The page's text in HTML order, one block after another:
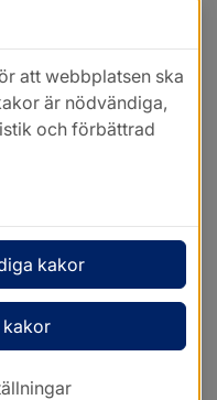
att webbplatsen ska
är nödvändiga,
och förbättrad
kakor
kakor